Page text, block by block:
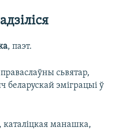
, паэт.
сьвятар,
беларускай эміграцыі ў
, каталіцкая манашка,